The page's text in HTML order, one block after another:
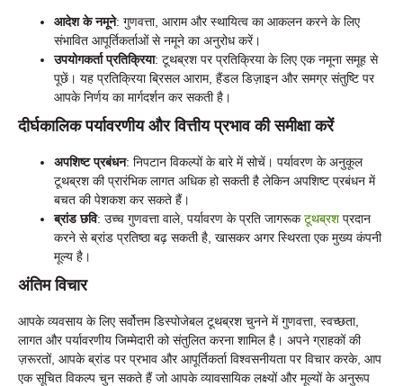
आदेश के नमूने: गुणवत्ता, आराम और स्थायित्व का आकलन करने के लिए
संभावित आपूर्तिकर्ताओं से नमूने का अनुरोध करें।
उपयोगकर्ता प्रतिक्रिया: टूथब्रश पर प्रतिक्रिया के लिए एक नमूना समूह से
पूछें। यह प्रतिक्रिया ब्रिसल आराम, हैंडल डिज़ाइन और समग्र संतुष्टि पर
आपके निर्णय का मार्गदर्शन कर सकती है।
दीर्घकालिक पर्यावरणीय और वित्तीय प्रभाव की समीक्षा करें
अपशिष्ट प्रबंधन: निपटान विकल्पों के बारे में सोचें। पर्यावरण के अनुकूल
टूथब्रश की प्रारंभिक लागत अधिक हो सकती है लेकिन अपशिष्ट प्रबंधन में
बचत की पेशकश कर सकते हैं।
ब्रांड छवि: उच्च गुणवत्ता वाले, पर्यावरण के प्रति जागरूकटूथब्रशप्रदान
करने से ब्रांड प्रतिष्ठा बढ़ सकती है, खासकर अगर स्थिरता एक मुख्य कंपनी
मूल्य है।
अंतिम विचार
आपके व्यवसाय के लिए सर्वोत्तम डिस्पोजेबल टूथब्रश चुनने में गुणवत्ता, स्वच्छता,
लागत और पर्यावरणीय जिम्मेदारी को संतुलित करना शामिल है। अपने ग्राहकों की
ज़रूरतों, आपके ब्रांड पर प्रभाव और आपूर्तिकर्ता विश्वसनीयता पर विचार करके, आप
एक सूचित विकल्प चुन सकते हैं जो आपके व्यावसायिक लक्ष्यों और मूल्यों के अनुरूप